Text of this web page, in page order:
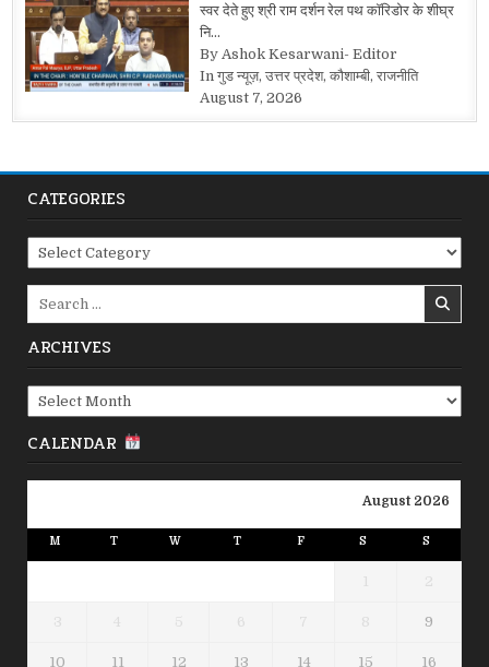
स्वर देते हुए श्री राम दर्शन रेल पथ कॉरिडोर के शीघ्र
नि…
By Ashok Kesarwani- Editor
In गुड न्यूज़, उत्तर प्रदेश, कौशाम्बी, राजनीति
August 7, 2026
CATEGORIES
Categories
ARCHIVES
Archives
CALENDAR
August 2026
M T W T F S S
1 2
3 4 5 6 7 8 9
10 11 12 13 14 15 16